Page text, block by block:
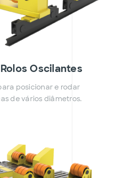
Oscilantes
posicionar e rodar
de vários diâmetros.